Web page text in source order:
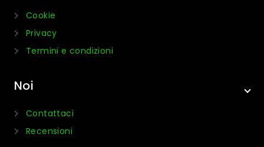
Cookie
Privacy
Termini e condizioni
Noi
Contattaci
Recensioni